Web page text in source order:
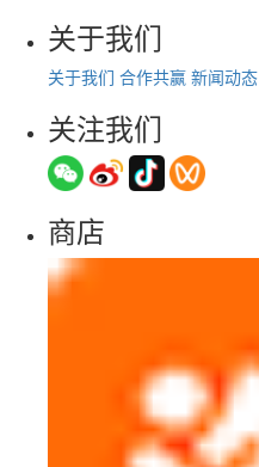
关于我们
关于我们 合作共赢 新闻动态
关注我们
商店